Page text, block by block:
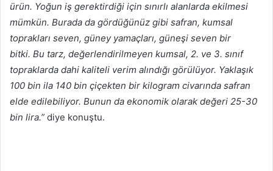
ürün. Yoğun iş gerektirdiği için sınırlı alanlarda ekilmesi
mümkün. Burada da gördüğünüz gibi safran, kumsal
toprakları seven, güney yamaçları, güneşi seven bir
bitki. Bu tarz, değerlendirilmeyen kumsal, 2. ve 3. sınıf
topraklarda dahi kaliteli verim alındığı görülüyor. Yaklaşık
100 bin ila 140 bin çiçekten bir kilogram civarında safran
elde edilebiliyor. Bunun da ekonomik olarak değeri 25-30
bin lira.” diye konuştu.